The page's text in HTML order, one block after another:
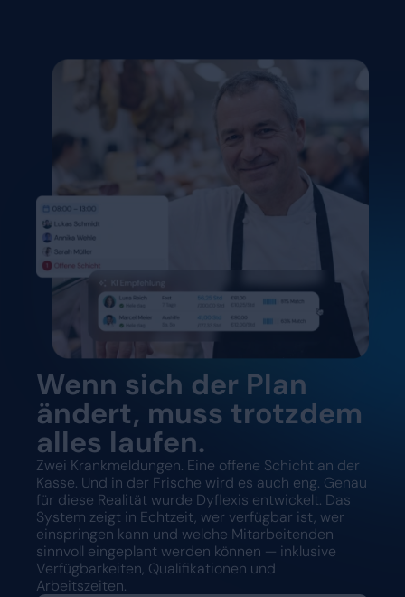
Wenn sich der Plan
ändert, muss trotzdem
alles laufen.
Zwei Krankmeldungen. Eine offene Schicht an der
Kasse. Und in der Frische wird es auch eng. Genau
für diese Realität wurde Dyflexis entwickelt. Das
System zeigt in Echtzeit, wer verfügbar ist, wer
einspringen kann und welche Mitarbeitenden
sinnvoll eingeplant werden können — inklusive
Verfügbarkeiten, Qualifikationen und
Arbeitszeiten.